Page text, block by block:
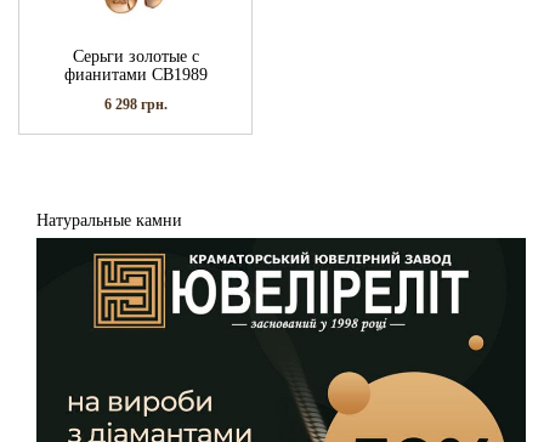
Серьги золотые с
фианитами СВ1989
6 298 грн.
Натуральные камни